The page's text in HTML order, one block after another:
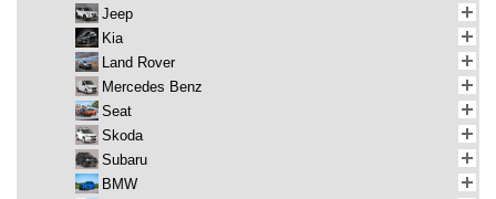
Jeep
Kia
Land Rover
Mercedes Benz
Seat
Skoda
Subaru
BMW